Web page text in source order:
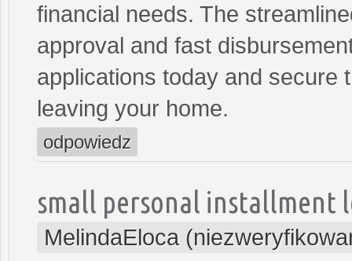
financial needs. The
approval and fast
applications today and secure
leaving your home.
odpowiedz
small personal installment
MelindaEloca